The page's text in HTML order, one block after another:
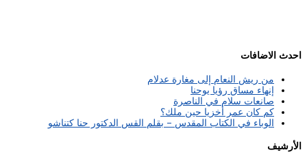
احدث الاضافات
من ريش النعام إلى مغارة عدلام
إنهاء مساق رؤيا يوحنا
صانعات سلام في الناصرة
كم كان عمر أخزيا حين ملك؟
الوباء في الكتاب المقدس – بقلم القس الدكتور حنا كتناشو
الأرشيف